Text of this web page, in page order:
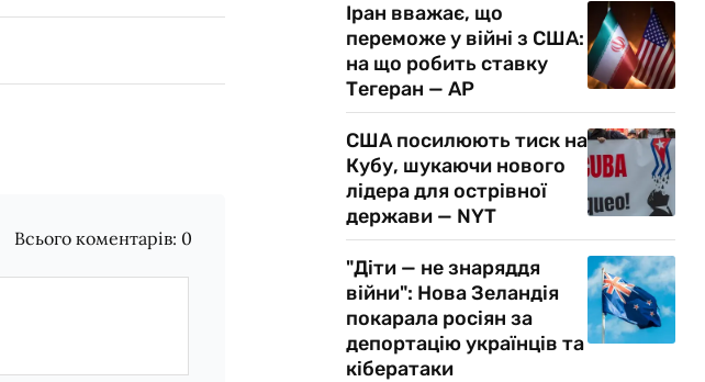
Всього коментарів: 0
Іран вважає, що
переможе у війні з США:
на що робить ставку
Тегеран — AP
США посилюють тиск на
Кубу, шукаючи нового
лідера для острівної
держави — NYT
"Діти — не знаряддя
війни": Нова Зеландія
покарала росіян за
депортацію українців та
кібератаки